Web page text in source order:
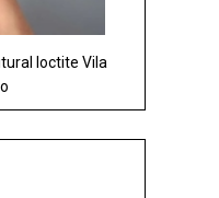
loctite Vila